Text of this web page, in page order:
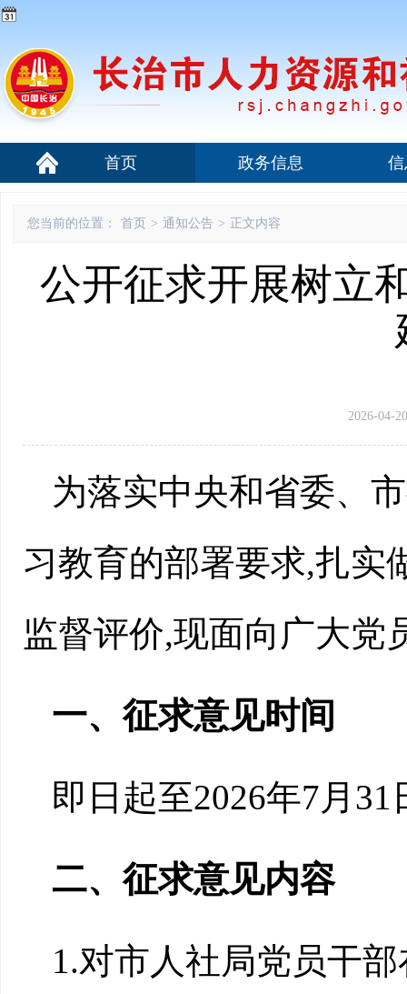
首页 政务信息
您当前的位置： 首页 > 通知公告 > 正文内容
公开征求开展树立
2026-04-
为落实中央和省委、
习教育的部署要求,扎实
监督评价,现面向广大党
一、征求意见时间
即日起至2026年7月31
二、征求意见内容
1.对市人社局党员干